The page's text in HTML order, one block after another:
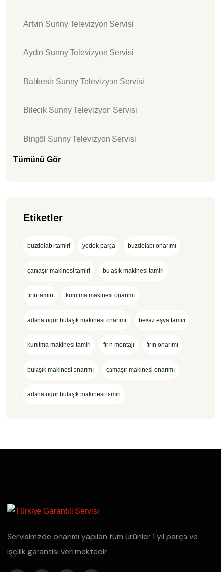
Artvin Sunny Televizyon Servisi
Aydın Sunny Televizyon Servisi
Balıkesir Sunny Televizyon Servisi
Bilecik Sunny Televizyon Servisi
Bingöl Sunny Televizyon Servisi
Tümünü Gör
Etiketler
buzdolabı tamiri yedek parça buzdolabı onarımı
çamaşır makinesi tamiri bulaşık makinesi tamiri
fırın tamiri kurutma makinesi onarımı
adana ugur bulaşık makinesi onarımı beyaz eşya tamiri
kurutma makinesi tamiri fırın montajı fırın onarımı
bulaşık makinesi onarımı çamaşır makinesi onarımı
adana ugur bulaşık makinesi tamiri
Servisimizde onarımı yapılan tüm ürünler 1 yıl parça ve
işçilik garantisi verilmektedir